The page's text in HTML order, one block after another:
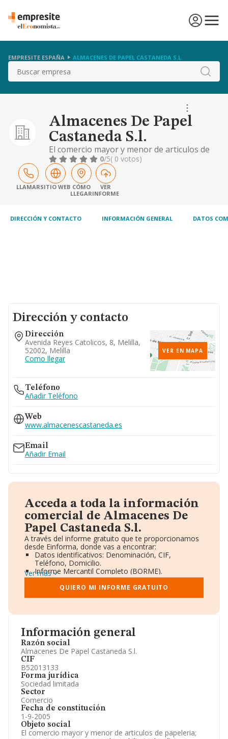
EMPRESITE ESPAÑA ALMACENES DE PAPEL CASTANEDA S.L.
Buscar
Almacenes De Papel
Castaneda S.l.
El comercio mayor y menor de articulos de
papeleria; comercio mayor y menor de
mobiliario de oficina; comercio mayor y
menor de prensa y productos editoriales. su
objeto social se desarrollara exclusivamente
en las ciuda
0/5( 0 votos)
LLAMARSITIO WEB CÓMO
LLEGAR
VER
INFORME
DIRECCIÓN Y CONTACTO INFORMACIÓN GENERAL DATOS
Información general
Razón social
Almacenes De Papel Castaneda S.l.
CIF
B52013133
Forma jurídica
Sociedad limitada
Sector
Comercio
Fecha de constitución
1-9-2005
Objeto social
El comercio mayor y menor de articulos de papeleria;
Dirección y contacto
Dirección
Avenida Reyes Catolicos, 8, Melilla,
52002, Melilla
Como llegar
VER EN MAPA
Teléfono
Añadir Teléfono
Web
www.almacenescastaneda.es
Email
Añadir Email
Acceda a toda la información
comercial de Almacenes De
Papel Castaneda S.l.
A través del informe gratuito que te proporcionamos
desde Einforma, donde vas a encontrar:
Datos identificativos: Denominación, CIF,
Teléfono, Domicilio.
Informe Mercantil Completo (BORME).
Gráficos de Evolución Ventas y Empleados.
Consejo de Administración y Administradores.
Directivos y Ejecutivos.
Información oficial y registral complementaria.
Ver más
QUIERO MI INFORME GRATUITO